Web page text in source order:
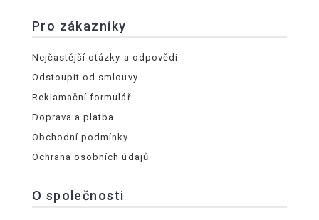
Pro zákazníky
Nejčastější otázky a odpovědi
Odstoupit od smlouvy
Reklamační formulář
Doprava a platba
Obchodní podmínky
Ochrana osobních údajů
O společnosti